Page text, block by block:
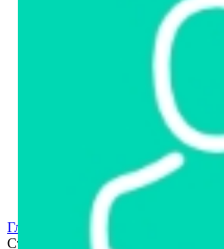
Интернет-магазин
Интернет-витрина
Арестованное имущество
Реестр несостоявшихся торгов
Реестр переоценок
Государственное имущество
Главная страница
Стиральная машина Индэзит